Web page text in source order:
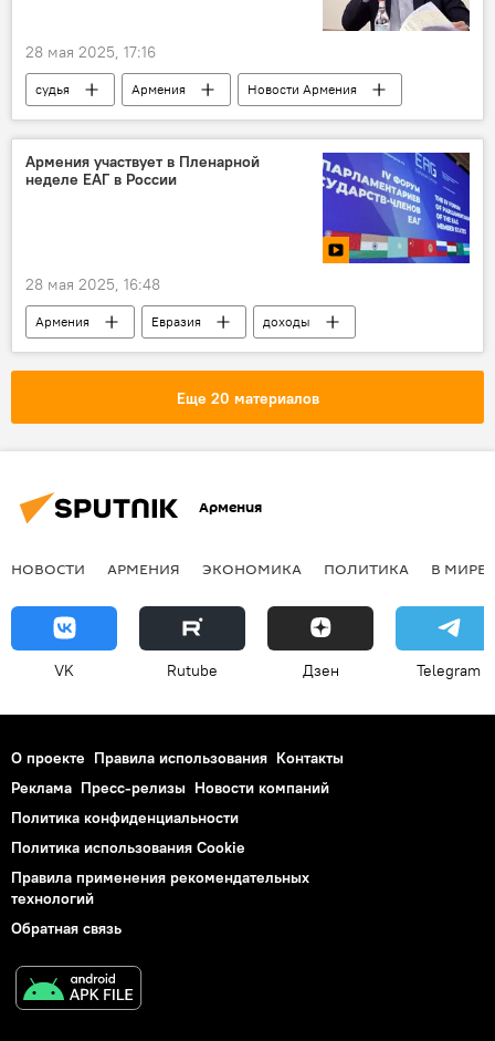
28 мая 2025, 17:16
судья Армения Новости Армения
Армения участвует в Пленарной
неделе ЕАГ в России
28 мая 2025, 16:48
Армения Евразия
доходы
Общество
Новости Армения
Еще 20 материалов
Армения
НОВОСТИ АРМЕНИЯ ЭКОНОМИКА ПОЛИТИКА В МИРЕ
VK Rutube Дзен Telegram
О проекте Правила использования Контакты
Реклама Пресс-релизы Новости компаний
Политика конфиденциальности
Политика использования Cookie
Правила применения рекомендательных
технологий
Обратная связь